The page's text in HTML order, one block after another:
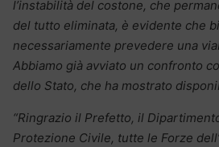
l’instabilità del costone, che
del tutto eliminata, è evidente che
necessariamente prevedere una
Abbiamo già avviato un confronto
dello Stato, che ha mostrato
“Ringrazio il Prefetto, il
Protezione Civile, tutte le Forze